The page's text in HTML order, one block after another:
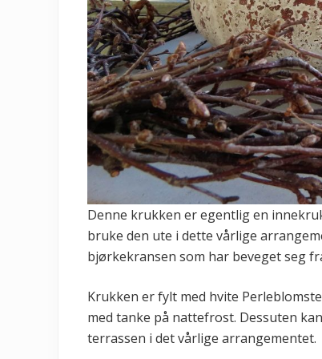
Denne krukken er egentlig en
bruke den ute i dette vårlige
bjørkekransen som har beveget seg
Krukken er fylt med hvite
med tanke på nattefrost. Dessuten
terrassen i det vårlige arrangementet.